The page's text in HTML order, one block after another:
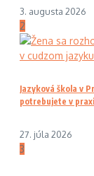
3. augusta 2026
2
Jazyková škola v
potrebujete v
27. júla 2026
3